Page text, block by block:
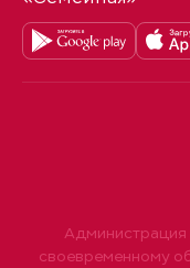
Администрация
своевременному